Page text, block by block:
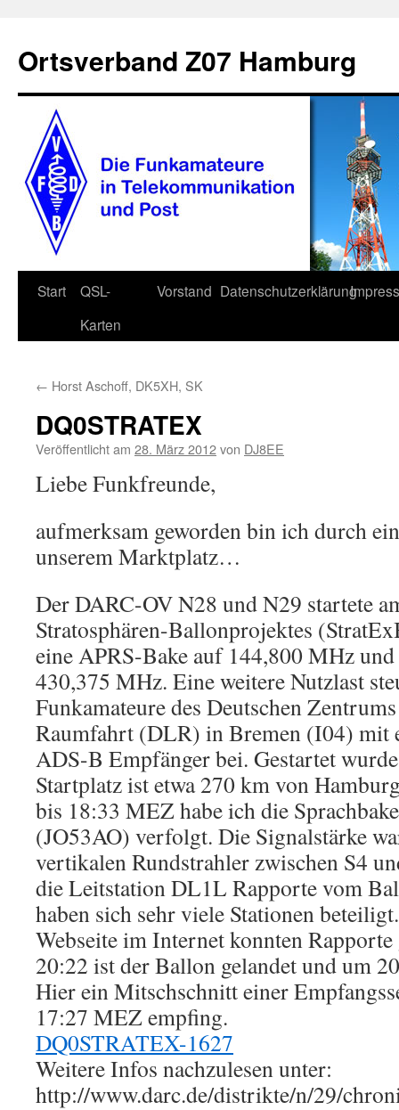
springen
Ortsverband Z07 Hamburg
Start
QSL-
Karten
Vorstand Datenschutzerklärung
← Horst Aschoff, DK5XH, SK
DQ0STRATEX
Veröffentlicht am 28. März 2012von DJ8EE
Liebe Funkfreunde,
aufmerksam geworden bin ich durch
unserem Marktplatz…
Der DARC-OV N28 und N29 startete
Stratosphären-Ballonprojektes
eine APRS-Bake auf 144,800 MHz
430,375 MHz. Eine weitere Nutzlast
Funkamateure des Deutschen
Raumfahrt (DLR) in Bremen (I04) mit
ADS-B Empfänger bei. Gestartet
Startplatz ist etwa 270 km von
bis 18:33 MEZ habe ich die
(JO53AO) verfolgt. Die Signalstärke
vertikalen Rundstrahler zwischen S4
die Leitstation DL1L Rapporte vom
haben sich sehr viele Stationen
Webseite im Internet konnten
20:22 ist der Ballon gelandet und um
Hier ein Mitschschnitt einer
17:27 MEZ empfing.
DQ0STRATEX-1627
Weitere Infos nachzulesen unter:
http://www.darc.de/distrikte/n/29/